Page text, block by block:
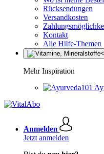
Rücksendungen
Versandkosten
Kontakt
Alle Hilfe-Themen
Mehr Inspiration
Anmelden
Jetzt anmelden